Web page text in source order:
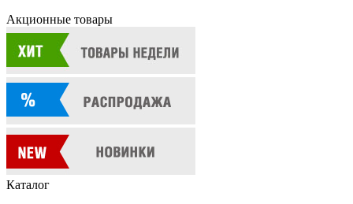
Акционные товары
Каталог